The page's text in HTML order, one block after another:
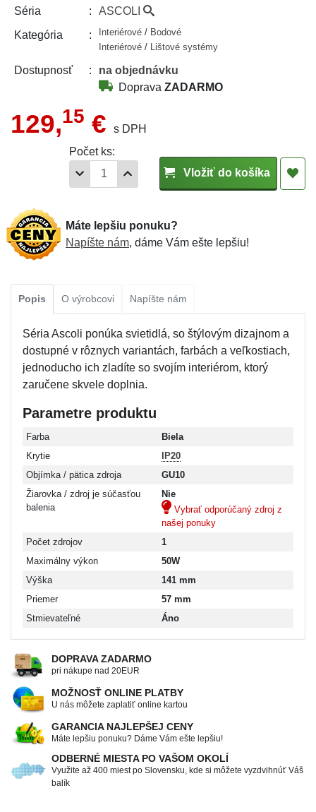
Séria ASCOLI
Kategória Interiérové / Bodové
Interiérové / Lištové systémy
Dostupnosť
na objednávku
Doprava ZADARMO
129,15 €
s DPH
Počet ks:
Vložiť do košíka
Máte lepšiu ponuku?
Napíšte nám, dáme Vám ešte lepšiu!
Popis O výrobcovi Napíšte nám
Séria Ascoli ponúka svietidlá, so štýlovým dizajnom a
dostupné v rôznych variantách, farbách a veľkostiach,
jednoducho ich zladíte so svojím interiérom, ktorý
zaručene skvele doplnia.
Parametre produktu
Farba
Biela
Krytie
IP20
Objímka / pätica zdroja
GU10
Žiarovka / zdroj je súčasťou
balenia
Nie
Vybrať odporúčaný zdroj z
našej ponuky
Počet zdrojov
1
Maximálny výkon
50W
Výška
141 mm
Priemer
57 mm
Stmievateľné
Áno
DOPRAVA ZADARMO
pri nákupe nad 20EUR
MOŽNOSŤ ONLINE PLATBY
U nás môžete zaplatiť online kartou
GARANCIA NAJLEPŠEJ CENY
Máte lepšiu ponuku? Dáme Vám ešte lepšiu!
ODBERNÉ MIESTA PO VAŠOM OKOLÍ
Využite až 400 miest po Slovensku, kde si môžete vyzdvihnúť Váš
balík